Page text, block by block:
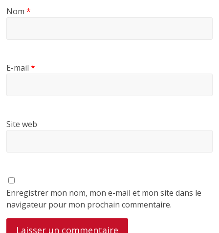
Nom*
E-mail*
Site web
Enregistrer mon nom, mon e-mail et mon site dans le
navigateur pour mon prochain commentaire.